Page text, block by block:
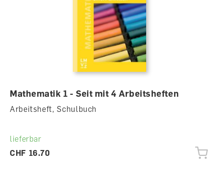
Mathematik 1 - Seit mit 4 Arbeitsheften
Arbeitsheft, Schulbuch
lieferbar
CHF 16.70